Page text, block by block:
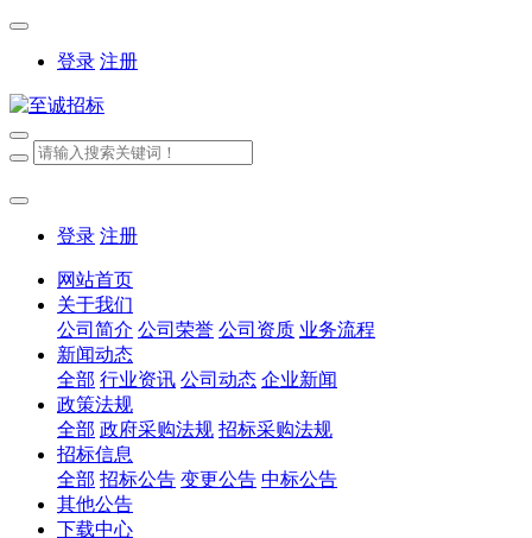
登录 注册
登录 注册
网站首页
关于我们
公司简介 公司荣誉 公司资质 业务流程
新闻动态
全部 行业资讯 公司动态 企业新闻
政策法规
全部 政府采购法规 招标采购法规
招标信息
全部 招标公告 变更公告 中标公告
其他公告
下载中心